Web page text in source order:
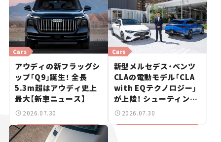
Cars
アウディの新フラッグシ
ップ「Q9」誕生！ 全長
5.3m超はアウディ史上
最大【新車ニュース】
2026.07.30
Cars
新型メルセデス・ベンツ
CLAの電動モデル「CLA
with EQテクノロジー」
が上陸！ シューティング
ブレークも発売【新車ニ
2026.07.30